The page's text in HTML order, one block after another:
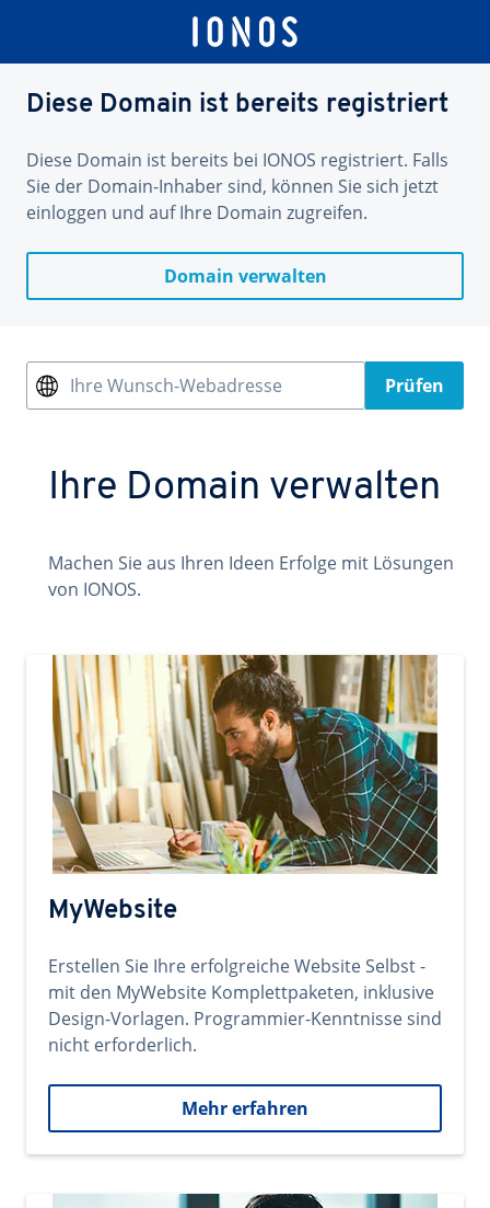
Diese Domain ist bereits registriert
Diese Domain ist bereits bei IONOS registriert. Falls
Sie der Domain-Inhaber sind, können Sie sich jetzt
einloggen und auf Ihre Domain zugreifen.
Domain verwalten
Ihre Wunsch-Webadresse Prüfen
Ihre Domain verwalten
Machen Sie aus Ihren Ideen Erfolge mit Lösungen
von IONOS.
MyWebsite
Erstellen Sie Ihre erfolgreiche Website Selbst -
mit den MyWebsite Komplettpaketen, inklusive
Design-Vorlagen. Programmier-Kenntnisse sind
nicht erforderlich.
Mehr erfahren